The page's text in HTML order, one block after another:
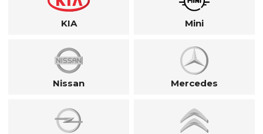
KIA Mini
Nissan Mercedes